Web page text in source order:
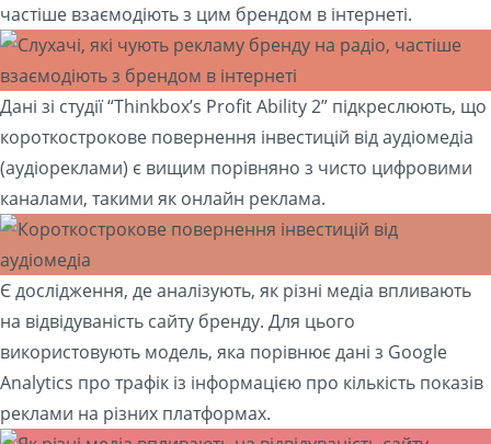
частіше взаємодіють з цим брендом в інтернеті.
Дані зі студії “Thinkbox’s Profit Ability 2” підкреслюють, що
короткострокове повернення інвестицій від аудіомедіа
(аудіореклами) є вищим порівняно з чисто цифровими
каналами, такими як онлайн реклама.
Є дослідження, де аналізують, як різні медіа впливають
на відвідуваність сайту бренду. Для цього
використовують модель, яка порівнює дані з Google
Analytics про трафік із інформацією про кількість показів
реклами на різних платформах.